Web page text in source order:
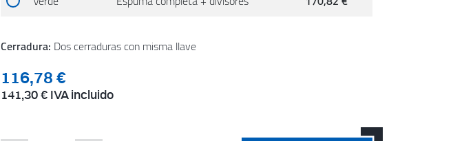
Cerradura: Dos cerraduras con misma llave
116,78 €
141,30 € IVA incluido